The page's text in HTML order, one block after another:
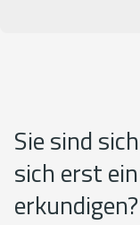
Sie sind
sich erst
erkundigen?